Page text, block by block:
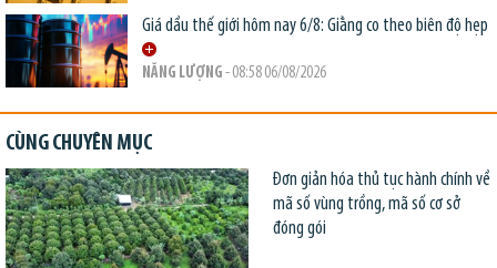
Giá dầu thế giới hôm nay 6/8: Giằng co theo biên độ hẹp
NĂNG LƯỢNG - 08:58 06/08/2026
CÙNG CHUYÊN MỤC
Đơn giản hóa thủ tục hành chính về
mã số vùng trồng, mã số cơ sở
đóng gói